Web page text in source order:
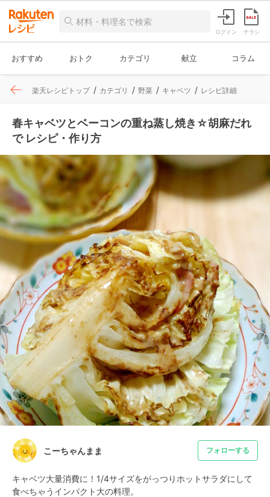
ログイン チラシ
おすすめ おトク カテゴリ 献立 コラム
楽天レシピトップ カテゴリ 野菜 キャベツ レシピ詳細
春キャベツとベーコンの重ね蒸し焼き☆胡麻だれ
で レシピ・作り方
こーちゃんまま フォローする
キャベツ大量消費に！1/4サイズをがっつりホットサラダにして
食べちゃうインパクト大の料理。